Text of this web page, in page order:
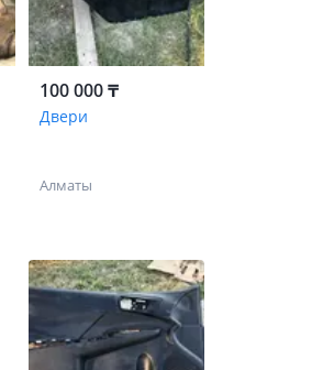
100 000 ₸
Двери
Алматы